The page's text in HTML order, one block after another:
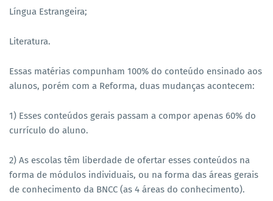
Língua Estrangeira;
Literatura.
Essas matérias compunham 100% do conteúdo ensinado aos
alunos, porém com a Reforma, duas mudanças acontecem:
1) Esses conteúdos gerais passam a compor apenas 60% do
currículo do aluno.
2) As escolas têm liberdade de ofertar esses conteúdos na
forma de módulos individuais, ou na forma das áreas gerais
de conhecimento da BNCC (as 4 áreas do conhecimento).